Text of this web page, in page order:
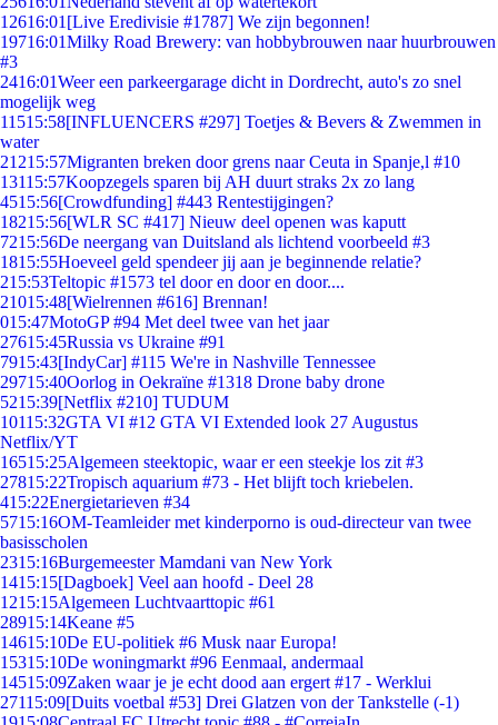
12616:01 [Live Eredivisie #1787] We zijn begonnen!
19716:01Milky Road Brewery: van hobbybrouwen naar huurbrouwen
#3
2416:01Weer een parkeergarage dicht in Dordrecht, auto's zo snel
mogelijk weg
11515:58[INFLUENCERS #297] Toetjes & Bevers & Zwemmen in
water
21215:57Migranten breken door grens naar Ceuta in Spanje,l #10
13115:57Koopzegels sparen bij AH duurt straks 2x zo lang
4515:56[Crowdfunding] #443 Rentestijgingen?
18215:56[WLR SC #417] Nieuw deel openen was kaputt
7215:56De neergang van Duitsland als lichtend voorbeeld #3
1815:55Hoeveel geld spendeer jij aan je beginnende relatie?
215:53Teltopic #1573 tel door en door en door....
21015:48[Wielrennen #616] Brennan!
015:47MotoGP #94 Met deel twee van het jaar
27615:45Russia vs Ukraine #91
7915:43[IndyCar] #115 We're in Nashville Tennessee
29715:40Oorlog in Oekraïne #1318 Drone baby drone
5215:39[Netflix #210] TUDUM
10115:32GTA VI #12 GTA VI Extended look 27 Augustus
Netflix/YT
16515:25Algemeen steektopic, waar er een steekje los zit #3
27815:22Tropisch aquarium #73 - Het blijft toch kriebelen.
415:22Energietarieven #34
5715:16OM-Teamleider met kinderporno is oud-directeur van twee
basisscholen
2315:16Burgemeester Mamdani van New York
1415:15[Dagboek] Veel aan hoofd - Deel 28
1215:15Algemeen Luchtvaarttopic #61
28915:14Keane #5
14615:10De EU-politiek #6 Musk naar Europa!
15315:10De woningmarkt #96 Eenmaal, andermaal
14515:09Zaken waar je je echt dood aan ergert #17 - Werklui
27115:09[Duits voetbal #53] Drei Glatzen von der Tankstelle (-1)